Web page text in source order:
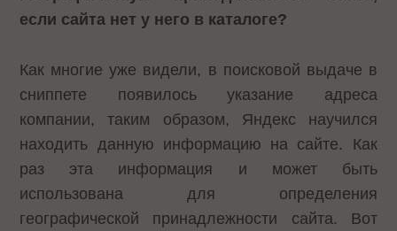
если сайта нет у него в каталоге?
Как многие уже видели, в поисковой выдаче в
сниппете появилось указание адреса
компании, таким образом, Яндекс научился
находить данную информацию на сайте. Как
раз эта информация и может быть
использована для определения
географической принадлежности сайта. Вот